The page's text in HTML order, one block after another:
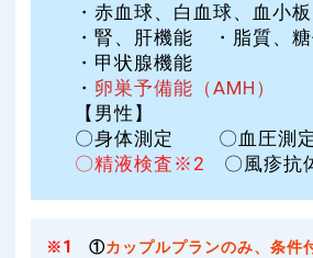
・赤血球、白血球、血小板
・腎、肝機能 ・脂質、
・甲状腺機能
・ 卵巣予備能（AMH）
【男性】
〇身体測定 〇血圧測定
〇精液検査 ※2 〇風疹抗
※1 ①カップルプランのみ、条件